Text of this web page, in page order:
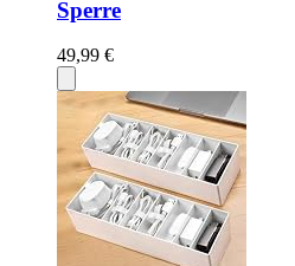
Sperre
49,99 €